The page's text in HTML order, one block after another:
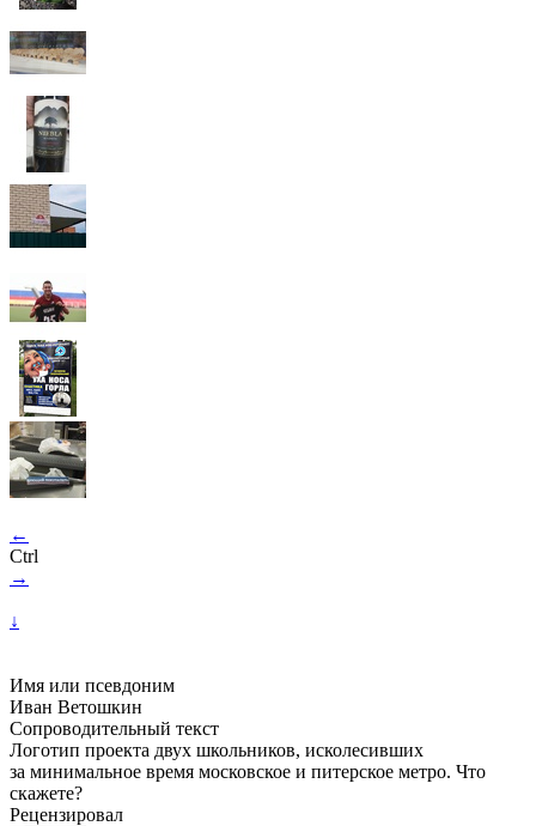
←
Ctrl
→
↓
Имя или псевдоним
Иван Ветошкин
Сопроводительный текст
Логотип проекта двух школьников, исколесивших
за минимальное время московское и питерское метро. Что
скажете?
Рецензировал